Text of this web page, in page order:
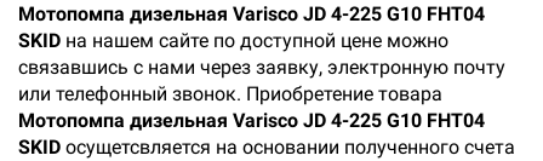
Мотопомпа дизельная Varisco JD 4-225 G10 FHT04
SKID на нашем сайте по доступной цене можно
связавшись с нами через заявку, электронную почту
или телефонный звонок. Приобретение товара
Мотопомпа дизельная Varisco JD 4-225 G10 FHT04
SKID осущетсвляется на основании полученного счета